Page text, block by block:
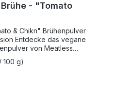
- "Tomato
& Chikn" Brühenpulver
Entdecke das vegane
von Meatless
Geheimwaffe für
Mischung
Umami. Unser
100 g)